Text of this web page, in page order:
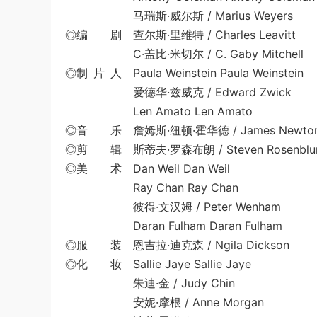
马瑞斯·威尔斯 / Marius Weyers
◎编 剧 查尔斯·里维特 / Charles Leavitt
C·盖比·米切尔 / C. Gaby Mitchell
◎制 片 人 Paula Weinstein Paula Weinstein
爱德华·兹威克 / Edward Zwick
Len Amato Len Amato
◎音 乐 詹姆斯·纽顿·霍华德 / James
◎剪 辑 斯蒂夫·罗森布朗 / Steven
◎美 术 Dan Weil Dan Weil
Ray Chan Ray Chan
彼得·文汉姆 / Peter Wenham
Daran Fulham Daran Fulham
◎服 装 恩吉拉·迪克森 / Ngila Dickson
◎化 妆 Sallie Jaye Sallie Jaye
朱迪·金 / Judy Chin
安妮·摩根 / Anne Morgan